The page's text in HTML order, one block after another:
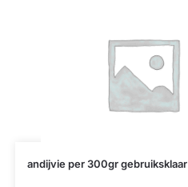
andijvie per 300gr gebruiksklaar